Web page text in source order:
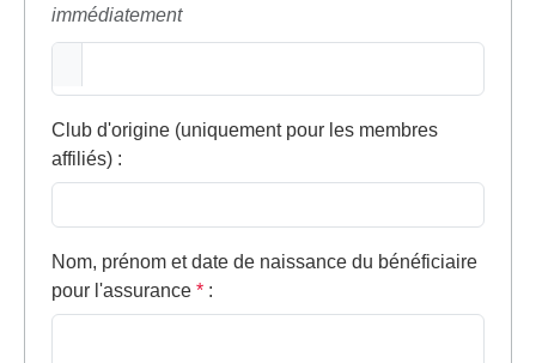
immédiatement
Club d'origine (uniquement pour les membres
affiliés) :
Nom, prénom et date de naissance du bénéficiaire
pour l'assurance * :